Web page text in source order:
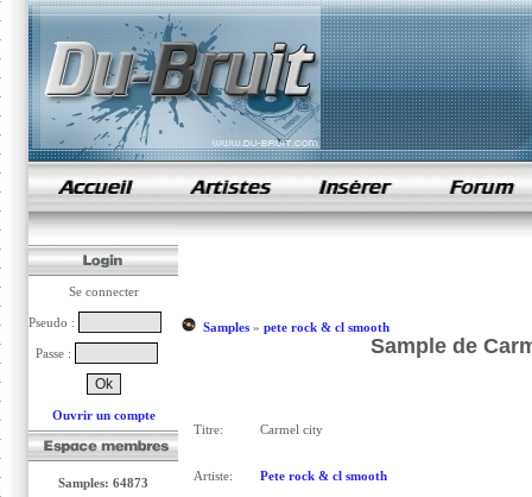
samples de rap
Se connecter
Pseudo :
Passe :
Ouvrir un compte
Samples: 64873
Samples» pete rock & cl smooth
Sample de
Titre: Carmel city
Artiste: Pete rock & cl smooth